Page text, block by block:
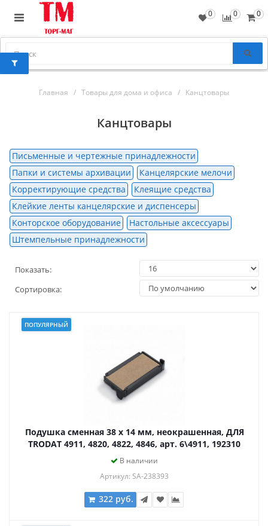
0
0
0
Главная Товары для дома и офиса Канцтовары
Канцтовары
Письменные и чертежные принадлежности
Папки и системы архивации
Канцелярские мелочи
Корректирующие средства
Клеящие средства
Клейкие ленты канцелярские и диспенсеры
Конторское оборудование
Настольные аксессуары
Штемпельные принадлежности
Показать:
Сортировка:
ПОПУЛЯРНЫЙ
Подушка сменная 38 х 14 мм, неокрашенная, ДЛЯ
TRODAT 4911, 4820, 4822, 4846, арт. 6\4911, 192310
В наличии
Артикул: SA-238393
322 руб.